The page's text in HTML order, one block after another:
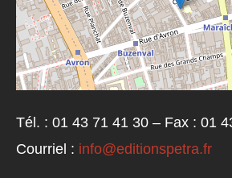
Tél. : 01 43 71 41 30 – Fax : 01
Courriel : info@editionspetra.fr